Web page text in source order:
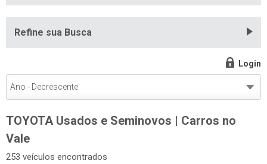
Refine sua Busca
Login
TOYOTA Usados e Seminovos | Carros no
Vale
253 veículos encontrados